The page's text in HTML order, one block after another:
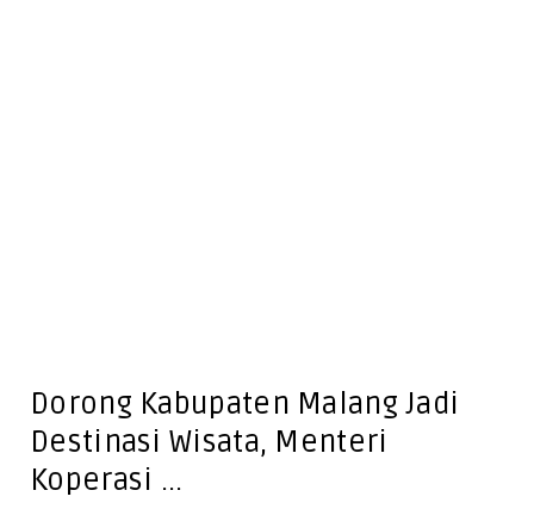
Dorong Kabupaten Malang Jadi
Destinasi Wisata, Menteri
Koperasi ...